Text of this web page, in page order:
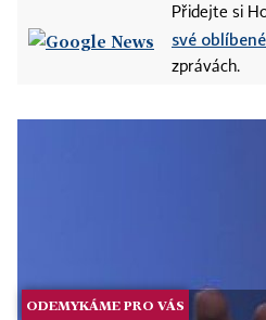
Přidejte si
své
zprávách.
ODEMYKÁME PRO VÁS